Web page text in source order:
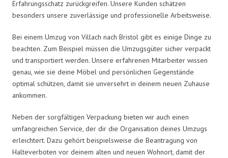
Erfahrungsschatz zurückgreifen. Unsere Kunden schätzen
besonders unsere zuverlässige und professionelle Arbeitsweise.
Bei einem Umzug von Villach nach Bristol gibt es einige Dinge zu
beachten. Zum Beispiel müssen die Umzugsgüter sicher verpackt
und transportiert werden. Unsere erfahrenen Mitarbeiter wissen
genau, wie sie deine Möbel und persönlichen Gegenstände
optimal schützen, damit sie unversehrt in deinem neuen Zuhause
ankommen.
Neben der sorgfältigen Verpackung bieten wir auch einen
umfangreichen Service, der dir die Organisation deines Umzugs
erleichtert. Dazu gehört beispielsweise die Beantragung von
Halteverboten vor deinem alten und neuen Wohnort, damit der